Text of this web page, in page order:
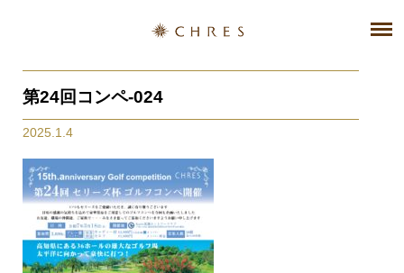
第24回コンペ-024
2025.1.4